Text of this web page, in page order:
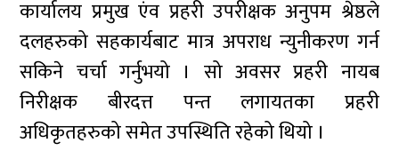
कार्यालय प्रमुख एंव प्रहरी उपरीक्षक अनुपम श्रेष्ठले
दलहरुको सहकार्यबाट मात्र अपराध न्युनीकरण गर्न
सकिने चर्चा गर्नुभयो । सो अवसर प्रहरी नायब
निरीक्षक बीरदत्त पन्त लगायतका प्रहरी
अधिकृतहरुको समेत उपस्थिति रहेको थियो ।